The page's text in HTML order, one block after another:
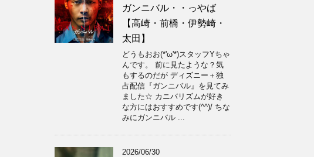
ー
ガンニバル・・っやば
【高崎・前橋・伊勢崎・
太田】
どうもおお(*'ω'*)スタッフYちゃ
んです。 前に見たような？気
もするのだが ディズニー＋独
占配信『ガンニバル』を見てみ
ました☆ カニバリズムが好き
な方にはおすすめです(^^)/ ちな
みにガンニバル ...
2026/06/30